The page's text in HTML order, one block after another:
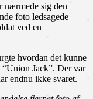
nærmede sig den
foto ledsagede
ved en
hvordan det kunne
Jack”. Der var
endnu ikke svaret.